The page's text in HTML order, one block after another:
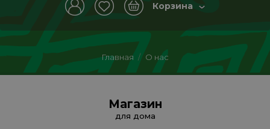
Корзина
Главная / О нас
Магазин
для дома